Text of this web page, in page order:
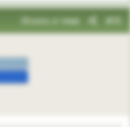
Искать в теме #10